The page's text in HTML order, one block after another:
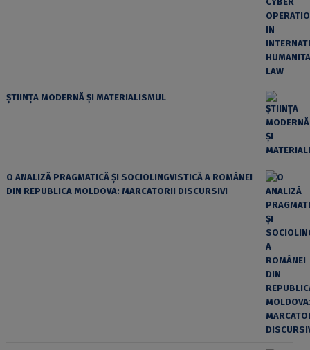
ȘTIINȚA MODERNĂ ȘI MATERIALISMUL
O ANALIZĂ PRAGMATICĂ ȘI SOCIOLINGVISTICĂ A ROMÂNEI
DIN REPUBLICA MOLDOVA: MARCATORII DISCURSIVI